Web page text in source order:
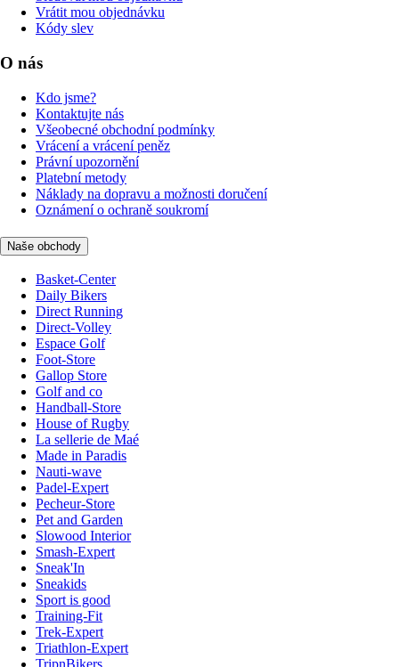
Vrátit mou objednávku
Kódy slev
O nás
Kdo jsme?
Kontaktujte nás
Všeobecné obchodní podmínky
Vrácení a vrácení peněz
Právní upozornění
Platební metody
Náklady na dopravu a možnosti doručení
Oznámení o ochraně soukromí
Naše obchody
Basket-Center
Daily Bikers
Direct Running
Direct-Volley
Espace Golf
Foot-Store
Gallop Store
Golf and co
Handball-Store
House of Rugby
La sellerie de Maé
Made in Paradis
Nauti-wave
Padel-Expert
Pecheur-Store
Pet and Garden
Slowood Interior
Smash-Expert
Sneak'In
Sneakids
Sport is good
Training-Fit
Trek-Expert
Triathlon-Expert